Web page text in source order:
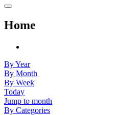
Home
By Year
By Month
By Week
Today
Jump to month
By Categories